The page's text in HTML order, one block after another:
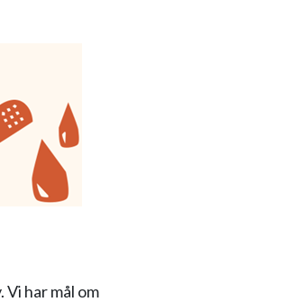
har mål om